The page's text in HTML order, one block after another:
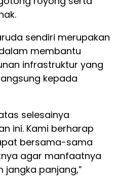
sendiri merupakan
membantu
infrastruktur yang
kepada
selesainya
ini. Kami berharap
bersama-sama
agar manfaatnya
panjang,”